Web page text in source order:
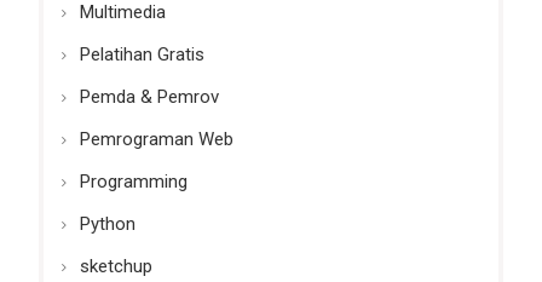
Multimedia
Pelatihan Gratis
Pemda & Pemrov
Pemrograman Web
Programming
Python
sketchup